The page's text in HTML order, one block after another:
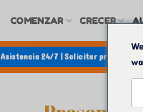
COMENZAR CRECER
Asistencia 24/7 | Solicitar presupuesto